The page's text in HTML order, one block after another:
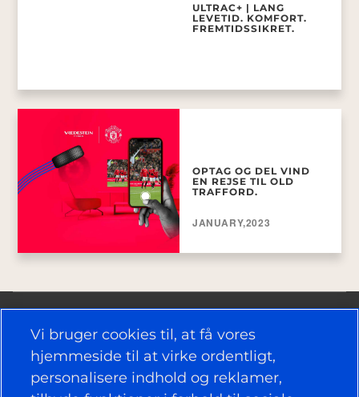
ULTRAC+ | LANG
LEVETID. KOMFORT.
FREMTIDSSIKRET.
JANUARY,2023
OPTAG OG DEL VIND
EN REJSE TIL OLD
TRAFFORD.
NYTTIGE LINKS
Vi bruger cookies til, at få vores
hjemmeside til at virke ordentligt,
personalisere indhold og reklamer,